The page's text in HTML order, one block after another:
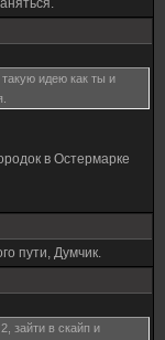
идею как ты и
в Остермарке
пути, Думчик.
зайти в скайп и